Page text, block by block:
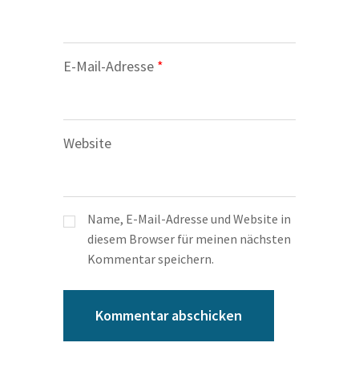
E-Mail-Adresse *
Website
Name, E-Mail-Adresse und Website in
diesem Browser für meinen nächsten
Kommentar speichern.